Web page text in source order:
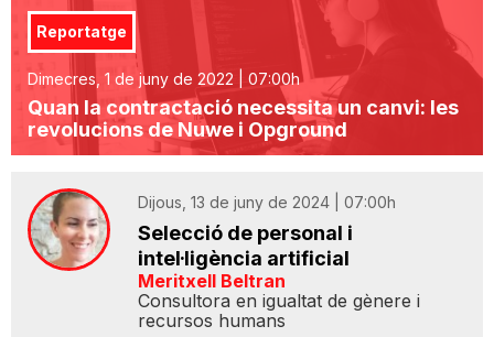
Reportatge
Dimecres, 1 de juny de 2022 | 07:00h
Quan la contractació necessita un canvi: les
revolucions de Nuwe i Opground
Dijous, 13 de juny de 2024 | 07:00h
Selecció de personal i
intel·ligència artificial
Meritxell Beltran
Consultora en igualtat de gènere i
recursos humans